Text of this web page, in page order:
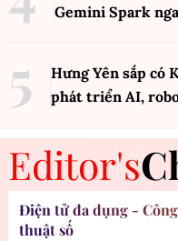
Gemini Spark
Hưng Yên sắp có
phát triển AI,
Editor's
Điện tử đa dụng -
thuật số